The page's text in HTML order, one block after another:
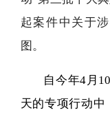
起案件中关于
图。
自今年4月
天的专项行动中